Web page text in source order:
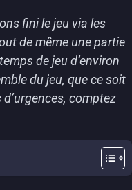
fini le jeu via les
de même une partie
de jeu d’environ
du jeu, que ce soit
comptez